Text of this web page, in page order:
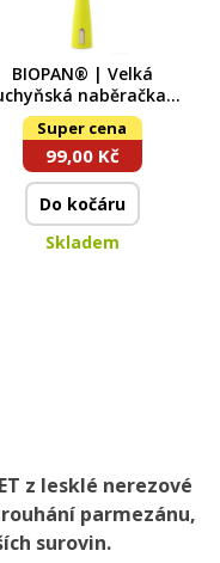
BIOPAN® | Velká
naběračka |
31 cm | Vhodná na
nepřilnavé povrchy
Super cena
99,00 Kč
Do kočáru
Skladem
z lesklé nerezové
parmezánu,
surovin.